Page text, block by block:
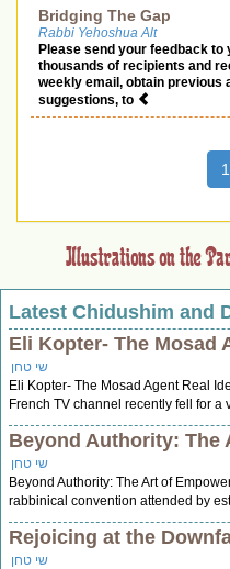
Bridging The Gap
Rabbi Yehoshua Alt
Please send your feedback to
thousands of recipients and
weekly email, obtain previous
suggestions, to
1
Latest Chidushim and
Eli Kopter- The Mosad
שי טחן
Eli Kopter- The Mosad Agent Real
French TV channel recently fell for a
Beyond Authority: The
שי טחן
Beyond Authority: The Art of
rabbinical convention attended by
Rejoicing at the
שי טחן